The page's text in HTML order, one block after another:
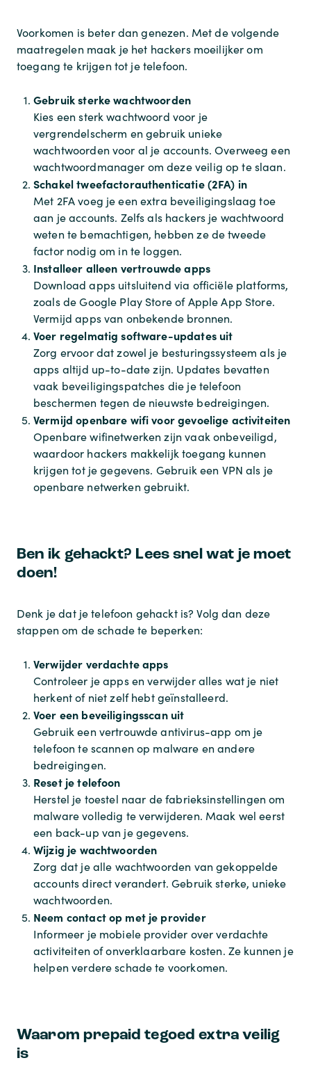
Voorkomen is beter dan genezen. Met de volgende
maatregelen maak je het hackers moeilijker om
toegang te krijgen tot je telefoon.
Gebruik sterke wachtwoorden
Kies een sterk wachtwoord voor je
vergrendelscherm en gebruik unieke
wachtwoorden voor al je accounts. Overweeg een
wachtwoordmanager om deze veilig op te slaan.
Schakel tweefactorauthenticatie (2FA) in
Met 2FA voeg je een extra beveiligingslaag toe
aan je accounts. Zelfs als hackers je wachtwoord
weten te bemachtigen, hebben ze de tweede
factor nodig om in te loggen.
Installeer alleen vertrouwde apps
Download apps uitsluitend via officiële platforms,
zoals de Google Play Store of Apple App Store.
Vermijd apps van onbekende bronnen.
Voer regelmatig software-updates uit
Zorg ervoor dat zowel je besturingssysteem als je
apps altijd up-to-date zijn. Updates bevatten
vaak beveiligingspatches die je telefoon
beschermen tegen de nieuwste bedreigingen.
Vermijd openbare wifi voor gevoelige activiteiten
Openbare wifinetwerken zijn vaak onbeveiligd,
waardoor hackers makkelijk toegang kunnen
krijgen tot je gegevens. Gebruik een VPN als je
openbare netwerken gebruikt.
Ben ik gehackt? Lees snel wat je moet
doen!
Denk je dat je telefoon gehackt is? Volg dan deze
stappen om de schade te beperken:
Verwijder verdachte apps
Controleer je apps en verwijder alles wat je niet
herkent of niet zelf hebt geïnstalleerd.
Voer een beveiligingsscan uit
Gebruik een vertrouwde antivirus-app om je
telefoon te scannen op malware en andere
bedreigingen.
Reset je telefoon
Herstel je toestel naar de fabrieksinstellingen om
malware volledig te verwijderen. Maak wel eerst
een back-up van je gegevens.
Wijzig je wachtwoorden
Zorg dat je alle wachtwoorden van gekoppelde
accounts direct verandert. Gebruik sterke, unieke
wachtwoorden.
Neem contact op met je provider
Informeer je mobiele provider over verdachte
activiteiten of onverklaarbare kosten. Ze kunnen je
helpen verdere schade te voorkomen.
Waarom prepaid tegoed extra veilig
is